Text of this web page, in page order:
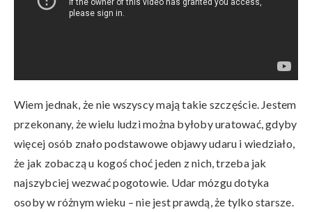
Wiem jednak, że nie wszyscy mają takie szczęście. Jestem
przekonany, że wielu ludzi można byłoby uratować, gdyby
więcej osób znało podstawowe objawy udaru i wiedziało,
że jak zobaczą u kogoś choć jeden z nich, trzeba jak
najszybciej wezwać pogotowie. Udar mózgu dotyka
osoby w różnym wieku – nie jest prawdą, że tylko starsze.